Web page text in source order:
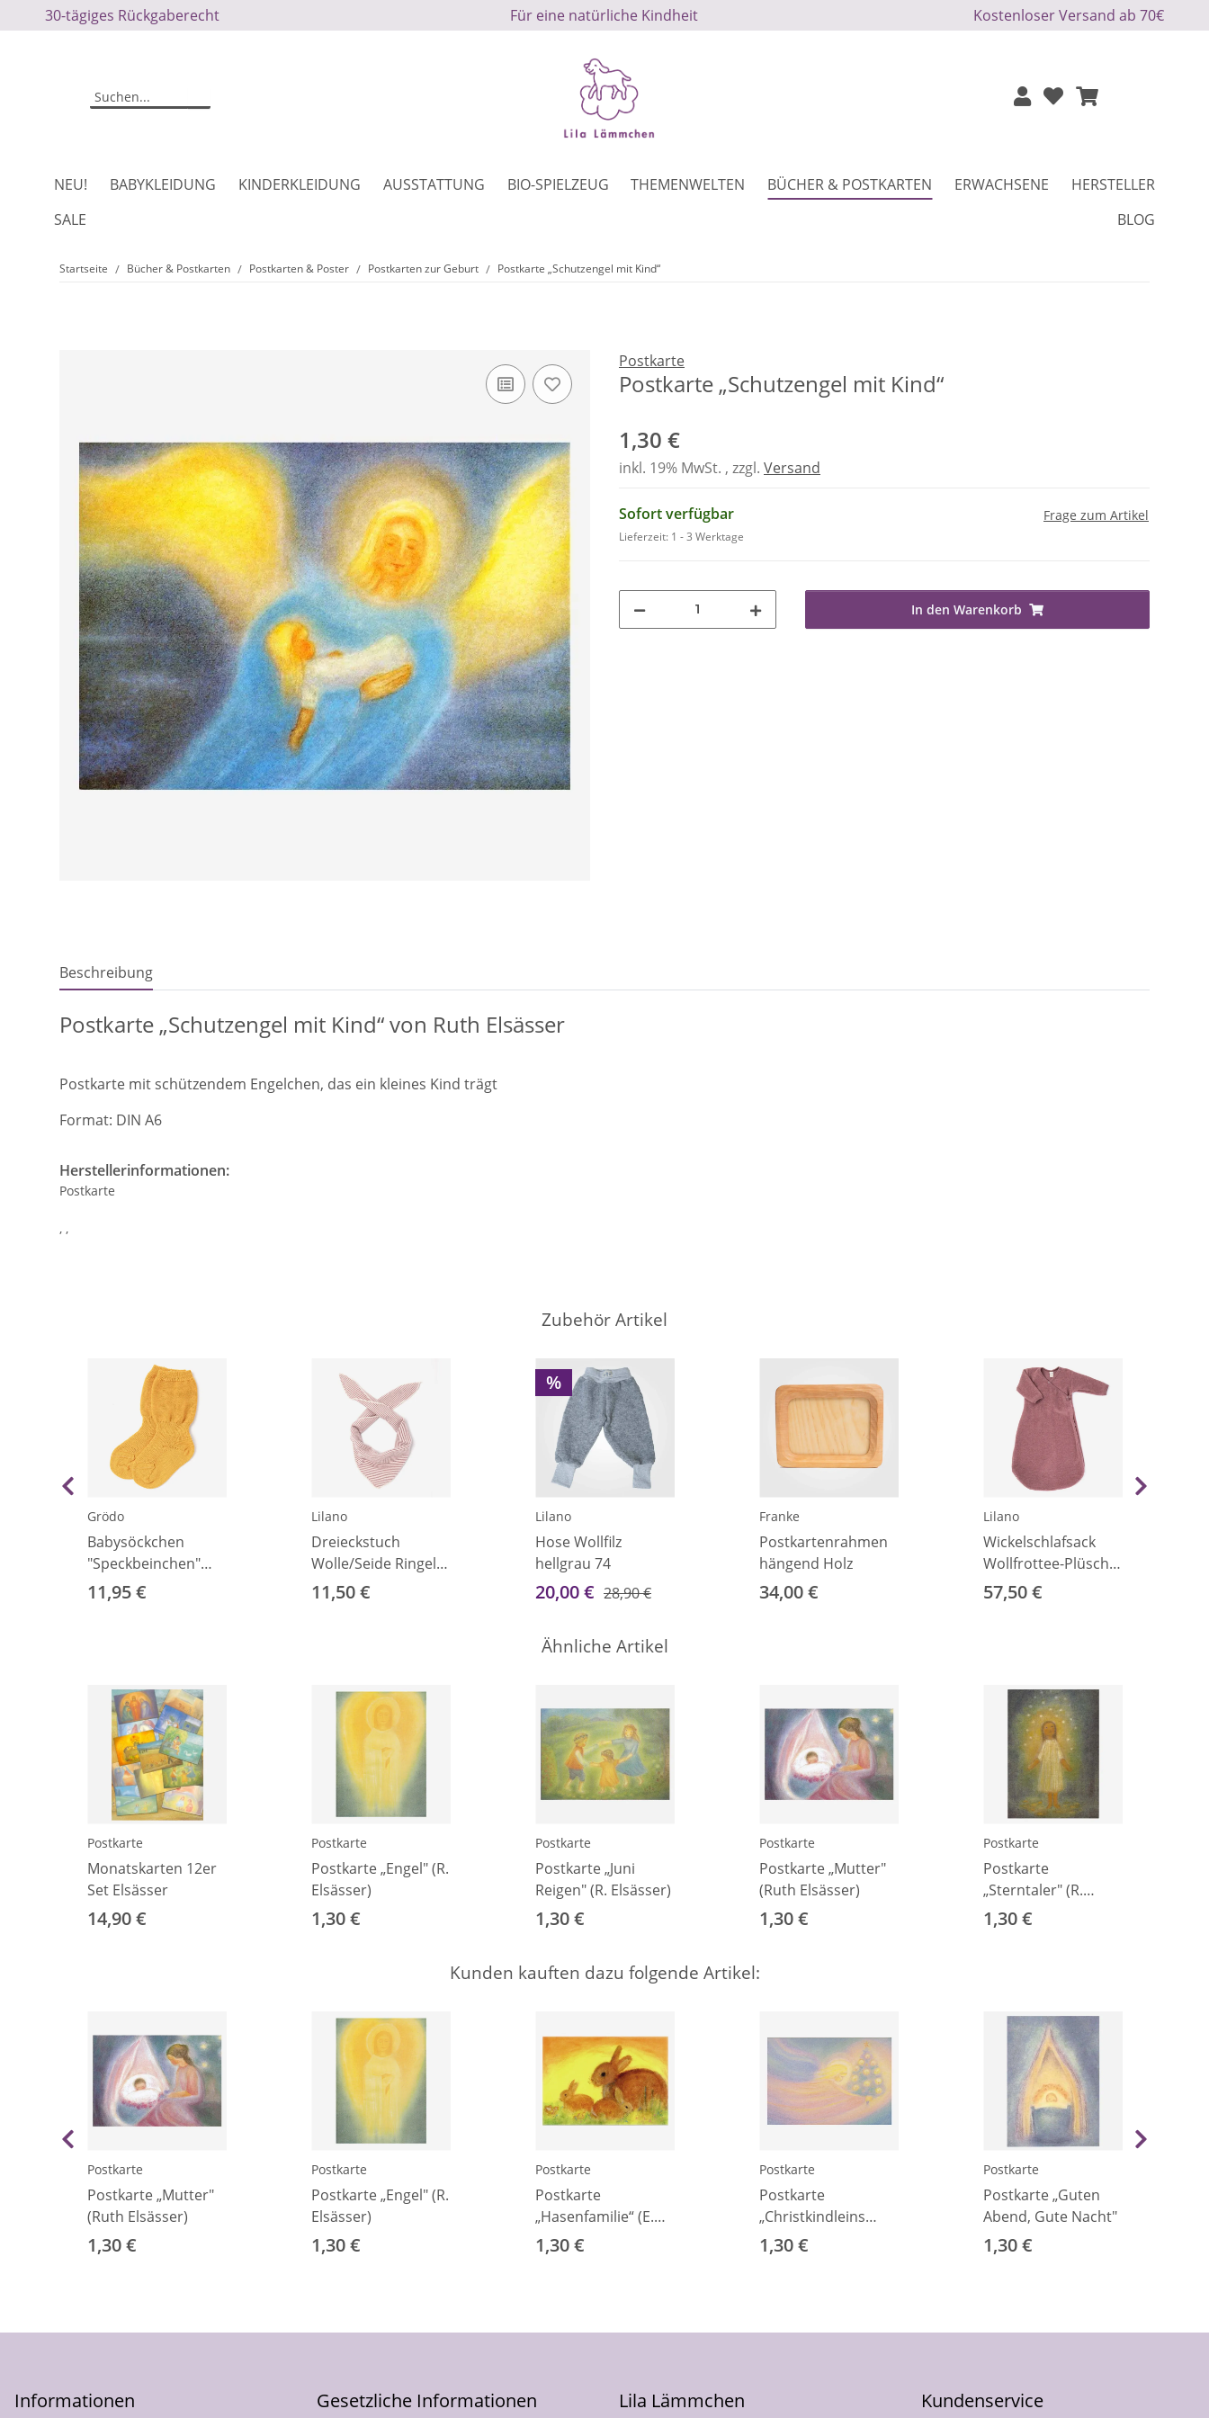
30-tägiges Rückgaberecht Für eine natürliche Kindheit Kostenloser Versand ab 70€
NEU! BABYKLEIDUNG KINDERKLEIDUNG AUSSTATTUNG BIO-SPIELZEUG THEMENWELTEN BÜCHER & POSTKARTEN ERWACHSENE
HERSTELLER
SALE
BLOG
Startseite Bücher & Postkarten Postkarten & Poster Postkarten zur Geburt Postkarte „Schutzengel mit Kind“
Postkarte
Postkarte „Schutzengel mit Kind“
1,30 €
inkl. 19% MwSt. , zzgl. Versand
Sofort verfügbar
Lieferzeit: 1 - 3 Werktage
Frage zum Artikel
In den Warenkorb
Beschreibung
Postkarte „Schutzengel mit Kind“ von Ruth Elsässer
Postkarte mit schützendem Engelchen, das ein kleines Kind trägt
Format: DIN A6
Herstellerinformationen:
Postkarte
, ,
Zubehör Artikel
Grödo
Babysöckchen
"Speckbeinchen"
Wolle gelb 00
11,95 €
Lilano
Dreieckstuch
Wolle/Seide Ringel
mauve
11,50 €
%
Lilano
Hose Wollfilz
hellgrau 74
20,00 € 28,90 €
Franke
Postkartenrahmen
hängend Holz
34,00 €
Lilano
Wickelschlafsack
Wollfrottee-Plüsch
mauve 50/56
57,50 €
Ähnliche Artikel
Postkarte
Monatskarten 12er
Set Elsässer
14,90 €
Postkarte
Postkarte „Engel" (R.
Elsässer)
1,30 €
Postkarte
Postkarte „Juni
Reigen" (R. Elsässer)
1,30 €
Postkarte
Postkarte „Mutter"
(Ruth Elsässer)
1,30 €
Postkarte
Postkarte
„Sterntaler" (R.
Elsässer)
1,30 €
Kunden kauften dazu folgende Artikel:
Postkarte
Postkarte „Mutter"
(Ruth Elsässer)
1,30 €
Postkarte
Postkarte „Engel" (R.
Elsässer)
1,30 €
Postkarte
Postkarte
„Hasenfamilie“ (E.
Bühler)
1,30 €
Postkarte
Postkarte
„Christkindleins
Baum" (R. Elsässer)
1,30 €
Postkarte
Postkarte „Guten
Abend, Gute Nacht"
1,30 €
Informationen Gesetzliche Informationen Lila Lämmchen Kundenservice